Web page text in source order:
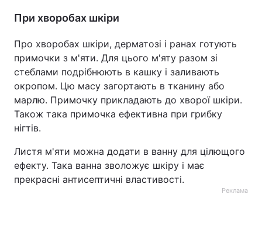
При хворобах шкіри
Про хворобах шкіри, дерматозі і ранах готують
примочки з м'яти. Для цього м'яту разом зі
стеблами подрібнюють в кашку і заливають
окропом. Цю масу загортають в тканину або
марлю. Примочку прикладають до хворої шкіри.
Також така примочка ефективна при грибку
нігтів.
Листя м'яти можна додати в ванну для цілющого
ефекту. Така ванна зволожує шкіру і має
прекрасні антисептичні властивості.
Реклама